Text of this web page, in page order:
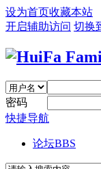
设为首页收藏本站
开启辅助访问 切换
密码
快捷导航
论坛BBS